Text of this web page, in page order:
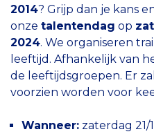
2014? Grijp dan je kans
onze talentendag op
2024. We organiseren
leeftijd. Afhankelijk van
de leeftijdsgroepen. Er
voorzien worden voor
Wanneer: zaterdag 21/